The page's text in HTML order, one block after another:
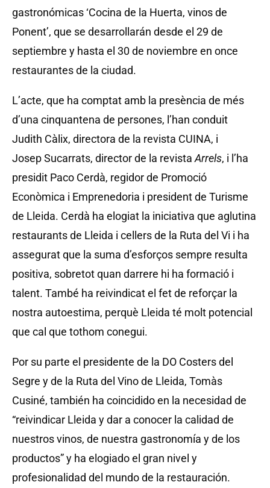
gastronómicas ‘Cocina de la Huerta, vinos de
Ponent’, que se desarrollarán desde el 29 de
septiembre y hasta el 30 de noviembre en once
restaurantes de la ciudad.
L’acte, que ha comptat amb la presència de més
d’una cinquantena de persones, l’han conduit
Judith Càlix, directora de la revista CUINA, i
Josep Sucarrats, director de la revista Arrels, i l’ha
presidit Paco Cerdà, regidor de Promoció
Econòmica i Emprenedoria i president de Turisme
de Lleida. Cerdà ha elogiat la iniciativa que aglutina
restaurants de Lleida i cellers de la Ruta del Vi i ha
assegurat que la suma d’esforços sempre resulta
positiva, sobretot quan darrere hi ha formació i
talent. També ha reivindicat el fet de reforçar la
nostra autoestima, perquè Lleida té molt potencial
que cal que tothom conegui.
Por su parte el presidente de la DO Costers del
Segre y de la Ruta del Vino de Lleida, Tomàs
Cusiné, también ha coincidido en la necesidad de
“reivindicar Lleida y dar a conocer la calidad de
nuestros vinos, de nuestra gastronomía y de los
productos” y ha elogiado el gran nivel y
profesionalidad del mundo de la restauración.